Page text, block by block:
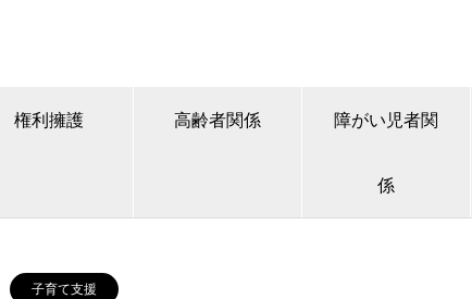
権利擁護 高齢者関係 障がい児者関
係
子育て支援